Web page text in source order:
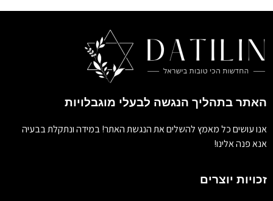
האתר בתהליך הנגשה לבעלי מוגבלויות
אנו עושים כל מאמץ להשלים את הנגשת האתר! במידה ונתקלת בבעיה
אנא פנה אלינו!
זכויות יוצרים